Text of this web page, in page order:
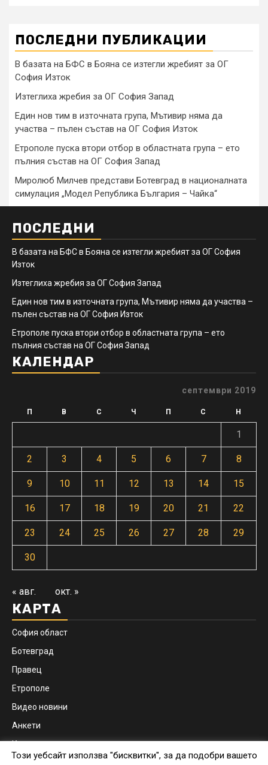
ПОСЛЕДНИ ПУБЛИКАЦИИ
В базата на БФС в Бояна се изтегли жребият за ОГ
София Изток
Изтеглиха жребия за ОГ София Запад
Един нов тим в източната група, Мътивир няма да
участва – пълен състав на ОГ София Изток
Етрополе пуска втори отбор в областната група – ето
пълния състав на ОГ София Запад
Миролюб Милчев представи Ботевград в националната
симулация „Модел Република България – Чайка“
ПОСЛЕДНИ
В базата на БФС в Бояна се изтегли жребият за ОГ София
Изток
Изтеглиха жребия за ОГ София Запад
Един нов тим в източната група, Мътивир няма да участва –
пълен състав на ОГ София Изток
Етрополе пуска втори отбор в областната група – ето
пълния състав на ОГ София Запад
КАЛЕНДАР
септември 2019
П В С Ч П С Н
1
2 3 4 5 6 7 8
9 10 11 12 13 14 15
16 17 18 19 20 21 22
23 24 25 26 27 28 29
30
« авг. окт. »
КАРТА
София област
Ботевград
Правец
Етрополе
Видео новини
Анкети
Контакти
Този уебсайт използва "бисквитки", за да подобри вашето